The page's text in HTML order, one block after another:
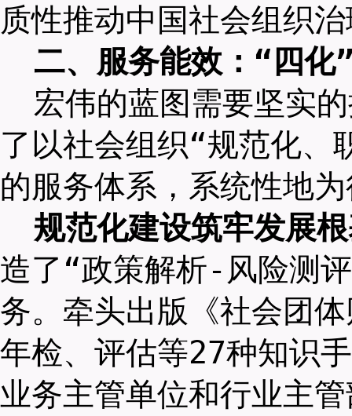
质性推动中国社会组织
二、服务能效：“四化
宏伟的蓝图需要坚实
了以社会组织“规范化、
的服务体系，系统性地
规范化建设筑牢发展
造了“政策解析-风险测
务。牵头出版《社会团
年检、评估等27种知识
业务主管单位和行业主